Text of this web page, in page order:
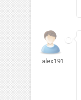
alex191065